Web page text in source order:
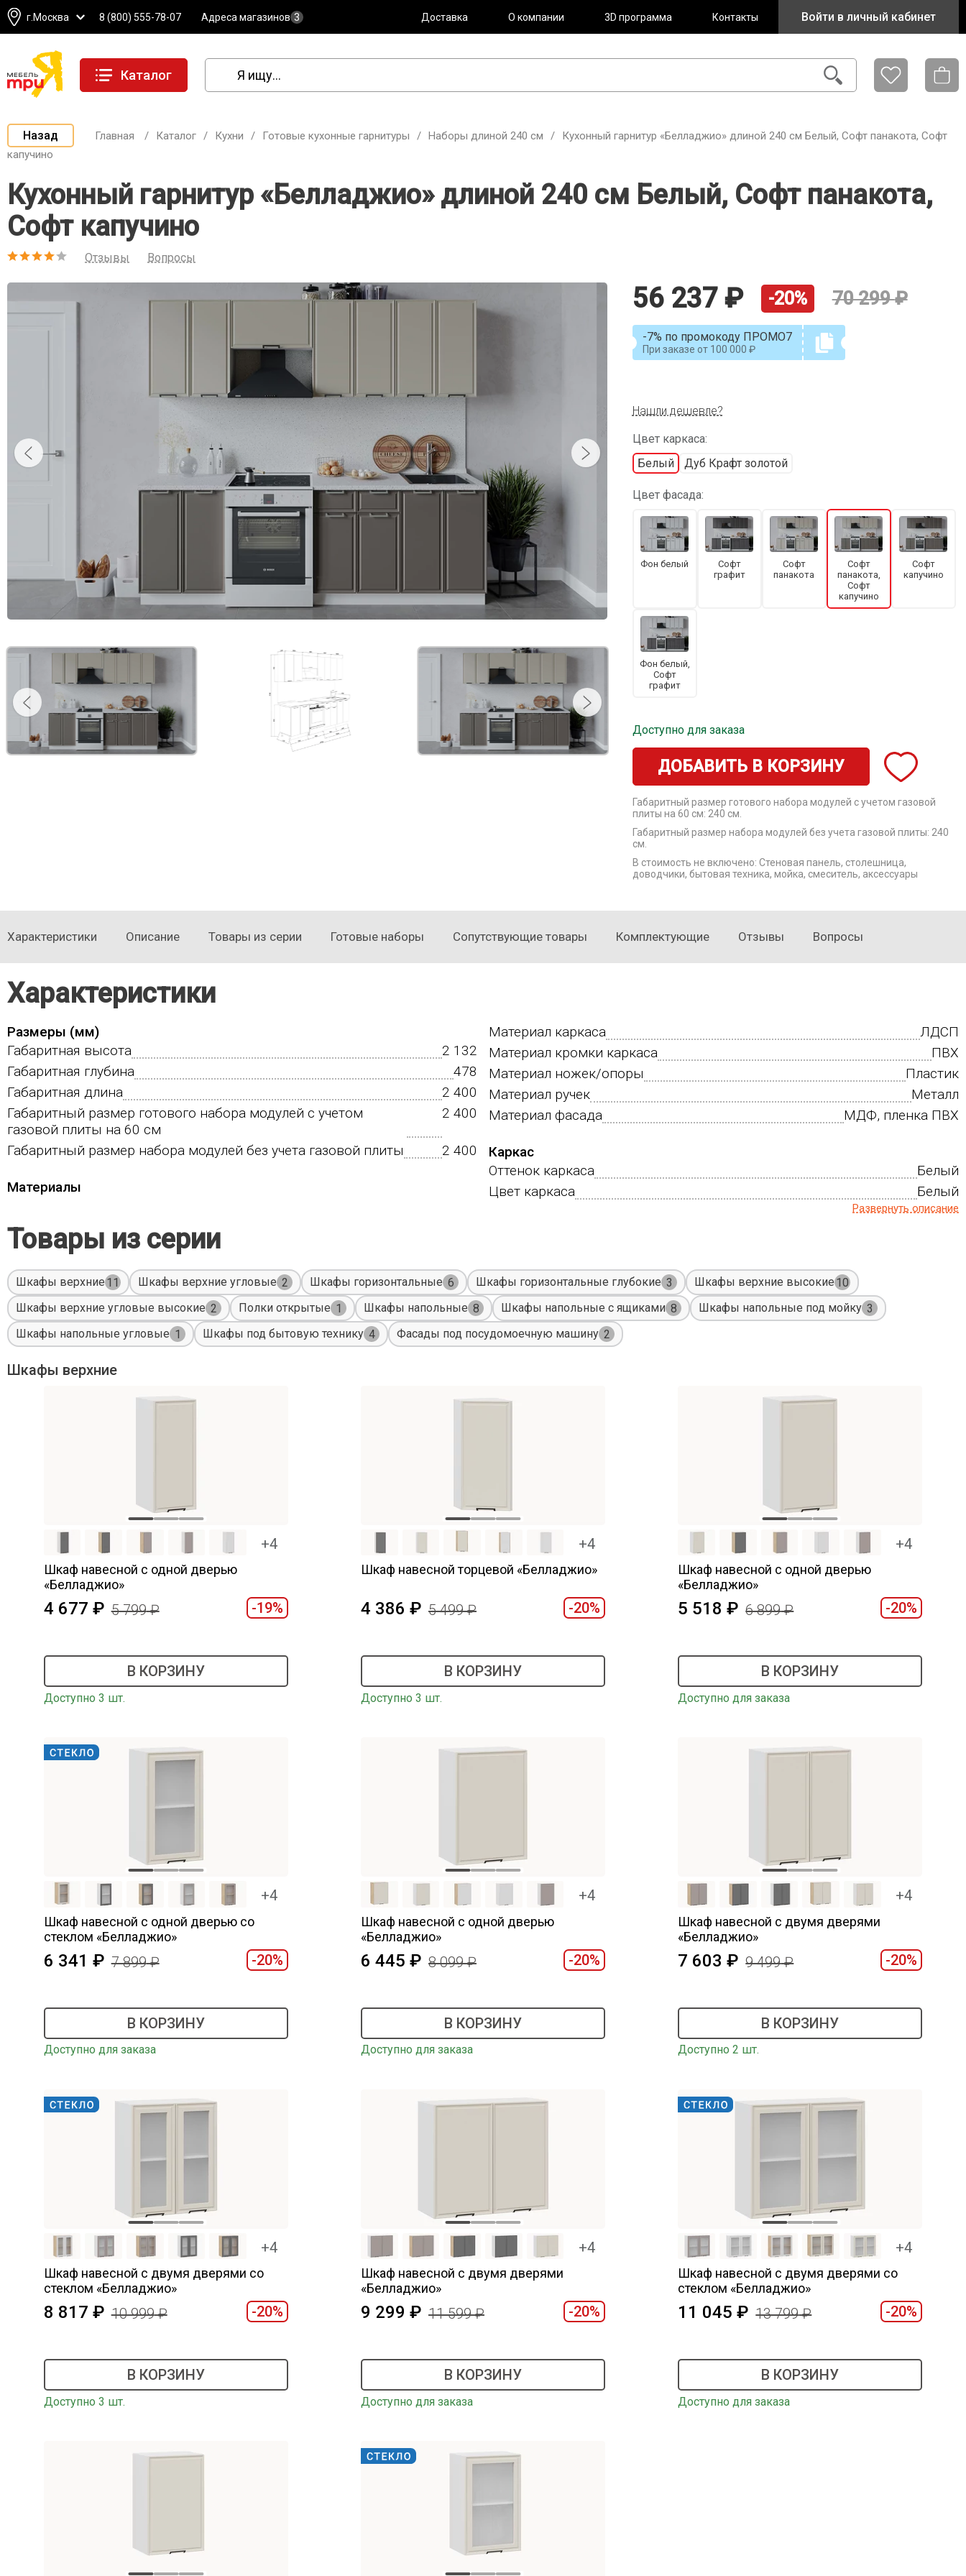
г.Москва 8 (800) 555-78-07 Адреса магазинов 3 Доставка О компании 3D программа Контакты Войти в личный кабинет
Каталог
Назад Главная / Каталог / Кухни / Готовые кухонные гарнитуры / Наборы длиной 240 см /
Кухонный гарнитур «Белладжио» длиной 240 см Белый, Софт панакота, Софт
капучино
Кухонный гарнитур «Белладжио» длиной 240 см Белый, Софт панакота,
Софт капучино
Отзывы Вопросы
56 237 -20% 70 299
-7% по промокоду ПРОМО7
При заказе от 100 000
Нашли дешевле?
Цвет каркаса:
Белый
Дуб Крафт золотой
Цвет фасада:
Фон белый
Софт
графит
Софт
панакота
Софт
панакота,
Софт
капучино
Софт
капучино
Фон белый,
Софт
графит
Доступно для заказа
ДОБАВИТЬ В КОРЗИНУ
Габаритный размер готового набора модулей с учетом газовой
плиты на 60 см: 240 см.
Габаритный размер набора модулей без учета газовой плиты: 240
см.
В стоимость не включено: Стеновая панель, столешница,
доводчики, бытовая техника, мойка, смеситель, аксессуары
Характеристики Описание Товары из серии Готовые наборы Сопутствующие товары Комплектующие Отзывы Вопросы
Характеристики
Размеры (мм)
Габаритная высота
2 132
Габаритная глубина
478
Габаритная длина
2 400
Габаритный размер готового набора модулей с учетом
газовой плиты на 60 см
2 400
Габаритный размер набора модулей без учета газовой плиты 2 400
Материалы
Материал каркаса
ЛДСП
Материал кромки каркаса
ПВХ
Материал ножек/опоры
Пластик
Материал ручек
Металл
Материал фасада
МДФ, пленка ПВХ
Каркас
Оттенок каркаса
Белый
Цвет каркаса
Белый
Развернуть описание
Товары из серии
Шкафы верхние 11 Шкафы верхние угловые 2 Шкафы горизонтальные 6 Шкафы горизонтальные глубокие 3 Шкафы верхние высокие 10
Шкафы верхние угловые высокие 2 Полки открытые 1 Шкафы напольные 8 Шкафы напольные с ящиками 8 Шкафы напольные под мойку 3
Шкафы напольные угловые 1 Шкафы под бытовую технику 4 Фасады под посудомоечную машину 2
Шкафы верхние
+4
Шкаф навесной c одной дверью
«Белладжио»
4 677 5 799 -19%
В КОРЗИНУ
Доступно 3 шт.
+4
Шкаф навесной торцевой «Белладжио»
4 386 5 499 -20%
В КОРЗИНУ
Доступно 3 шт.
+4
Шкаф навесной c одной дверью
«Белладжио»
5 518 6 899 -20%
В КОРЗИНУ
Доступно для заказа
+4
Шкаф навесной c одной дверью со
стеклом «Белладжио»
6 341 7 899 -20%
В КОРЗИНУ
Доступно для заказа
+4
Шкаф навесной c одной дверью
«Белладжио»
6 445 8 099 -20%
В КОРЗИНУ
Доступно для заказа
+4
Шкаф навесной c двумя дверями
«Белладжио»
7 603 9 499 -20%
В КОРЗИНУ
Доступно 2 шт.
+4
Шкаф навесной c двумя дверями со
стеклом «Белладжио»
8 817 10 999 -20%
В КОРЗИНУ
Доступно 3 шт.
+4
Шкаф навесной c двумя дверями
«Белладжио»
9 299 11 599 -20%
В КОРЗИНУ
Доступно для заказа
+4
Шкаф навесной c двумя дверями со
стеклом «Белладжио»
11 045 13 799 -20%
В КОРЗИНУ
Доступно для заказа